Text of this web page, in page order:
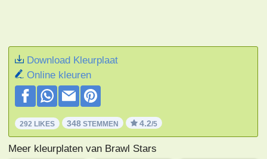
Download Kleurplaat
Online kleuren
292 LIKES 348 STEMMEN 4.2/5
Meer kleurplaten van Brawl Stars